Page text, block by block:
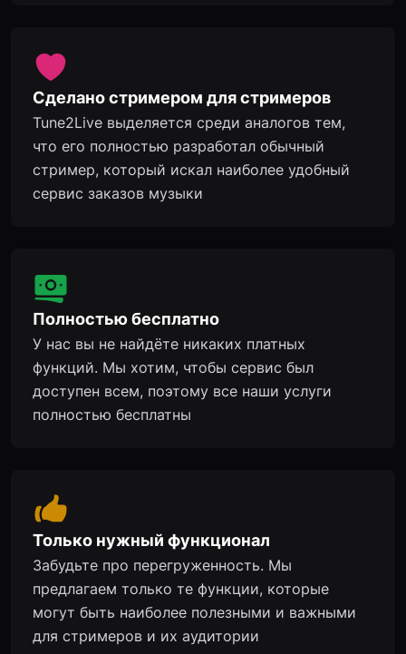
Сделано стримером для стримеров
Tune2Live выделяется среди аналогов тем,
что его полностью разработал обычный
стример, который искал наиболее удобный
сервис заказов музыки
Полностью бесплатно
У нас вы не найдёте никаких платных
функций. Мы хотим, чтобы сервис был
доступен всем, поэтому все наши услуги
полностью бесплатны
Только нужный функционал
Забудьте про перегруженность. Мы
предлагаем только те функции, которые
могут быть наиболее полезными и важными
для стримеров и их аудитории